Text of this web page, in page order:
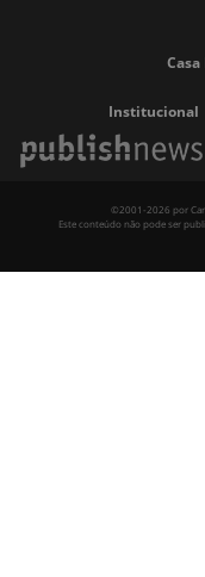
Institucional
©2001-2026 por
Este conteúdo não pode ser